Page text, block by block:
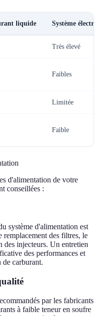
liquide Système
Très élevé
Faibles
Limitée
Faible
d'alimentation de votre
conseillées :
système d'alimentation est
remplacement des filtres, le
des injecteurs. Un entretien
des performances et
de carburant.
par les fabricants
à faible teneur en soufre